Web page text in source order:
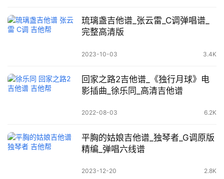
琉璃盏吉他谱_张云雷_C调弹唱谱_
完整高清版
2023-10-03 3.4K
回家之路2吉他谱_《独行月球》电
影插曲_徐乐同_高清吉他谱
2022-08-03 6.2K
平胸的姑娘吉他谱_独琴者_G调原版
精编_弹唱六线谱
2023-12-20 2.8K